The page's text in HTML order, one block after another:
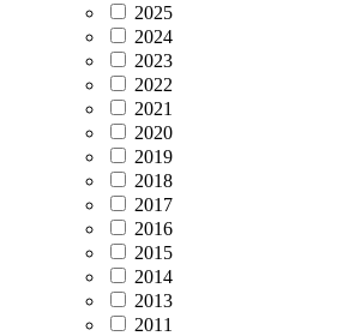
2025
2024
2023
2022
2021
2020
2019
2018
2017
2016
2015
2014
2013
2011